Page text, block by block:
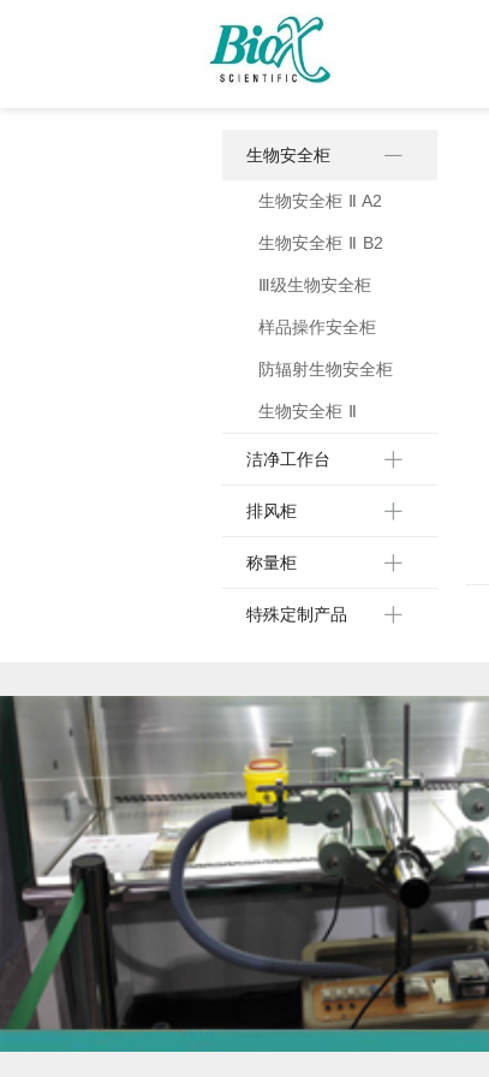
生物安全柜
生物安全柜 Ⅱ A2
生物安全柜 Ⅱ B2
Ⅲ级生物安全柜
样品操作安全柜
防辐射生物安全柜
生物安全柜 Ⅱ
洁净工作台
排风柜
称量柜
特殊定制产品